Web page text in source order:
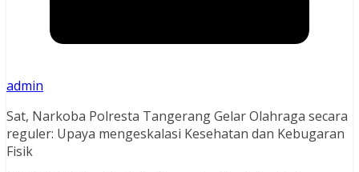
admin
Sat, Narkoba Polresta Tangerang Gelar Olahraga secara
reguler: Upaya mengeskalasi Kesehatan dan Kebugaran
Fisik